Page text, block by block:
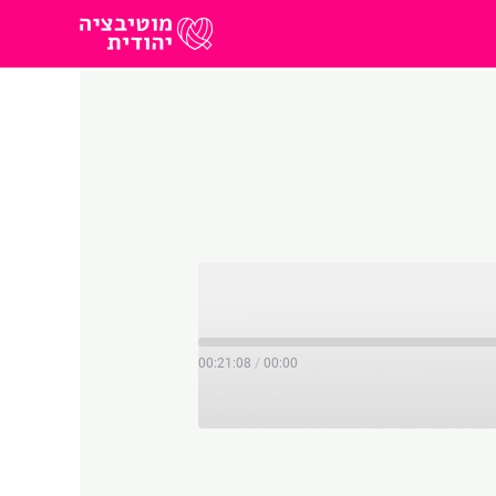
00:00
/
00:21:08